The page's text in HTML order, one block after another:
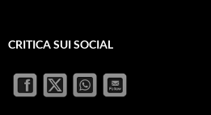
CRITICA SUI SOCIAL